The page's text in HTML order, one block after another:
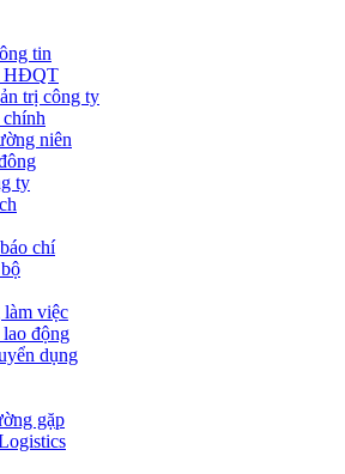
tin
HĐQT
trị công ty
niên
ty
chí
việc
động
dụng
gặp